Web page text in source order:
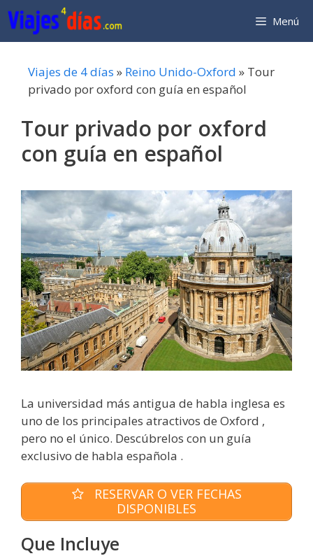
Saltar
al
contenido
Menú
Viajes de 4 días » Reino Unido-Oxford » Tour
privado por oxford con guía en español
Tour privado por oxford
con guía en español
La universidad más antigua de habla inglesa es
uno de los principales atractivos de Oxford ,
pero no el único. Descúbrelos con un guía
exclusivo de habla española .
RESERVAR O VER FECHAS
DISPONIBLES
Que Incluye